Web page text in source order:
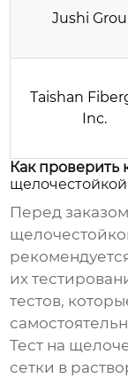
Jushi
Taishan
Inc.
Как проверить
Перед
их
тестов,
Тест на
сетки в